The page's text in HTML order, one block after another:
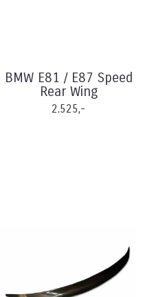
BMW E81 / E87 Speed
Rear Wing
2.525,-